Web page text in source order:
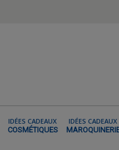
IDÉES CADEAUX
COSMÉTIQUES
IDÉES CADEAUX